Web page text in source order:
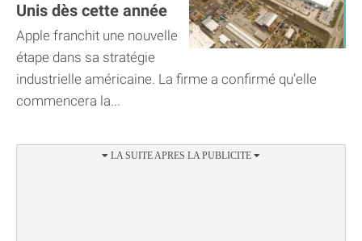
Unis dès cette année
Apple franchit une nouvelle
étape dans sa stratégie
industrielle américaine. La firme a confirmé qu’elle
commencera la...